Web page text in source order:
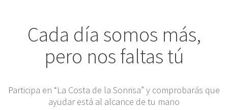
Cada día somos más,
pero nos faltas tú
Participa en “La Costa de la Sonrisa” y comprobarás que
ayudar está al alcance de tu mano